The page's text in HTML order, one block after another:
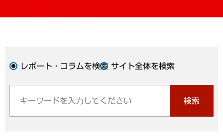
レポート・コラムを検索 サイト全体を検索
検索